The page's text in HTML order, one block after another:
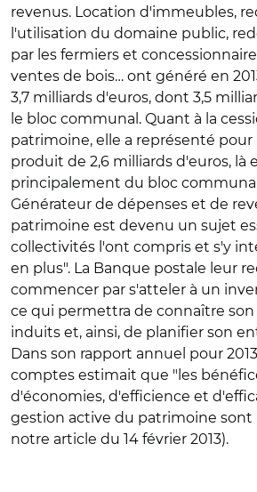
revenus. Location d'immeubles,
l'utilisation du domaine public,
par les fermiers et
ventes de bois… ont généré en
3,7 milliards d'euros, dont 3,5
le bloc communal. Quant à la
patrimoine, elle a représenté
produit de 2,6 milliards d'euros, là
principalement du bloc communal
Générateur de dépenses et de
patrimoine est devenu un sujet
collectivités l'ont compris et s'y
en plus". La Banque postale leur
commencer par s'atteler à un
ce qui permettra de connaître
induits et, ainsi, de planifier son
Dans son rapport annuel pour
comptes estimait que "les
d'économies, d'efficience et
gestion active du patrimoine sont
notre article du 14 février 2013).